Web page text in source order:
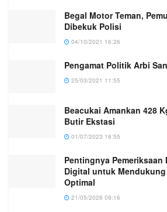
Begal Motor Teman,
Dibekuk Polisi
04/10/2021 16:26
Pengamat Politik Arbi
25/03/2021 11:55
Beacukai Amankan 428
Butir Ekstasi
01/07/2023 16:55
Pentingnya Pemeriksaan
Digital untuk
Optimal
21/05/2026 09:16